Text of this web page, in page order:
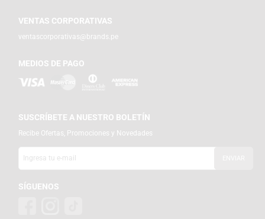
VENTAS CORPORATIVAS
ventascorporativas@brands.pe
MEDIOS DE PAGO
SUSCRÍBETE A NUESTRO BOLETÍN
Recibe Ofertas, Promociones y Novedades
SÍGUENOS